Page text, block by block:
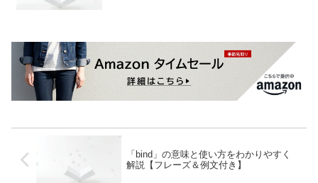
「bind」の意味と使い方をわかりやすく
解説【フレーズ＆例文付き】